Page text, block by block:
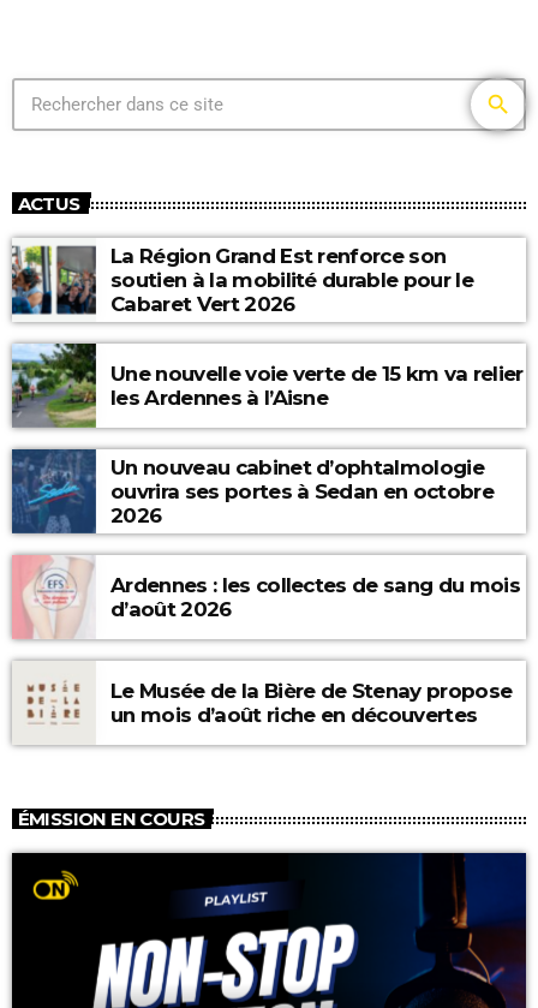
search
ACTUS
La Région Grand Est renforce son
soutien à la mobilité durable pour le
Cabaret Vert 2026
Une nouvelle voie verte de 15 km va relier
les Ardennes à l’Aisne
Un nouveau cabinet d’ophtalmologie
ouvrira ses portes à Sedan en octobre
2026
Ardennes : les collectes de sang du mois
d’août 2026
Le Musée de la Bière de Stenay propose
un mois d’août riche en découvertes
ÉMISSION EN COURS